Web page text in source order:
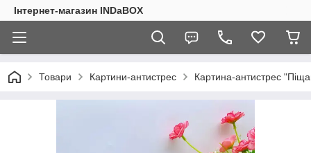
Інтернет-магазин INDaBOX
Товари Картини-антистрес Картина-антистрес